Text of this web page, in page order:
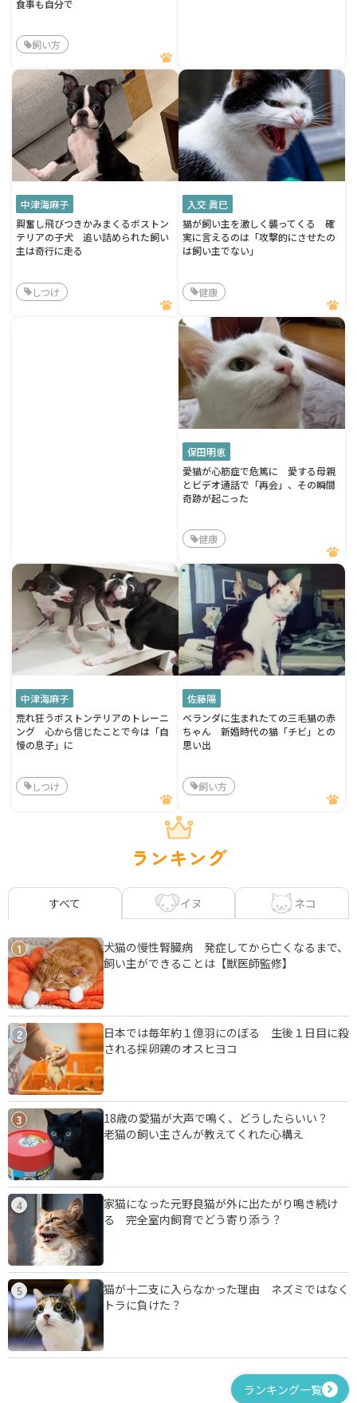
食事も自分で
飼い方
中津海麻子
興奮し飛びつきかみまくるボストン
テリアの子犬 追い詰められた飼い
主は奇行に走る
しつけ
入交 眞巳
猫が飼い主を激しく襲ってくる 確
実に言えるのは「攻撃的にさせたの
は飼い主でない」
健康
保田明恵
愛猫が心筋症で危篤に 愛する母親
とビデオ通話で「再会」、その瞬間
奇跡が起こった
健康
中津海麻子
荒れ狂うボストンテリアのトレーニ
ング 心から信じたことで今は「自
慢の息子」に
しつけ
佐藤陽
ベランダに生まれたての三毛猫の赤
ちゃん 新婚時代の猫「チビ」との
思い出
飼い方
ランキング
すべて イヌ ネコ
1
犬猫の慢性腎臓病 発症してから亡くなるまで、
飼い主ができることは【獣医師監修】
2
日本では毎年約１億羽にのぼる 生後１日目に殺
される採卵鶏のオスヒヨコ
3
18歳の愛猫が大声で鳴く、どうしたらいい？
老猫の飼い主さんが教えてくれた心構え
4
家猫になった元野良猫が外に出たがり鳴き続け
る 完全室内飼育でどう寄り添う？
5
猫が十二支に入らなかった理由 ネズミではなく
トラに負けた？
ランキング一覧